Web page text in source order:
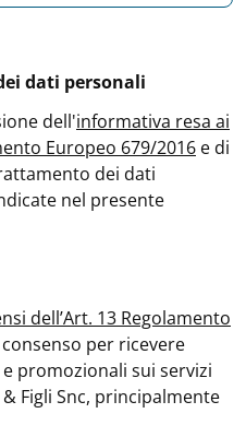
dati personali
dell'informativa resa ai
Europeo 679/2016 e di
dei dati
nel presente
dell’Art. 13 Regolamento
per ricevere
promozionali sui servizi
Figli Snc, principalmente